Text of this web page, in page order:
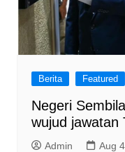
Berita Featured
Negeri
wujud jawatan
Admin Aug